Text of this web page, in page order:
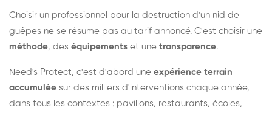
Choisir un professionnel pour la destruction d'un nid de
guêpes ne se résume pas au tarif annoncé. C'est choisir une
méthode, des équipements et une transparence.
Need's Protect, c'est d'abord une expérience terrain
accumulée sur des milliers d'interventions chaque année,
dans tous les contextes : pavillons, restaurants, écoles,